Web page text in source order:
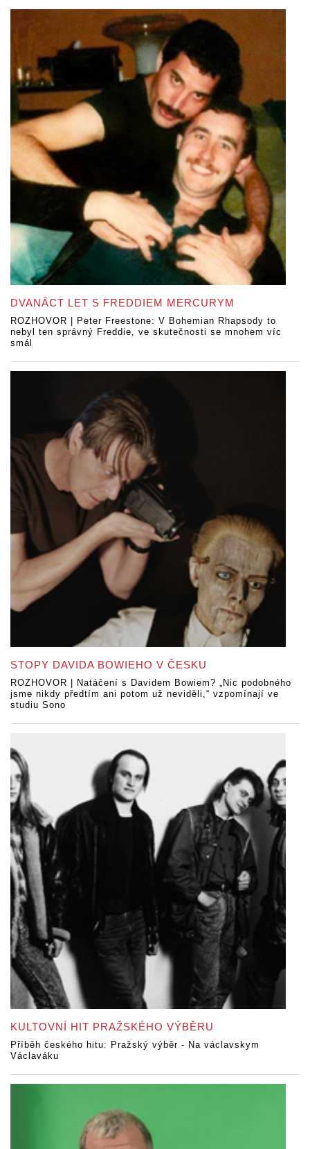
DVANÁCT LET S FREDDIEM MERCURYM
ROZHOVOR | Peter Freestone: V Bohemian Rhapsody to
nebyl ten správný Freddie, ve skutečnosti se mnohem víc
smál
STOPY DAVIDA BOWIEHO V ČESKU
ROZHOVOR | Natáčení s Davidem Bowiem? „Nic podobného
jsme nikdy předtím ani potom už neviděli,“ vzpomínají ve
studiu Sono
KULTOVNÍ HIT PRAŽSKÉHO VÝBĚRU
Příběh českého hitu: Pražský výběr - Na václavskym
Václaváku